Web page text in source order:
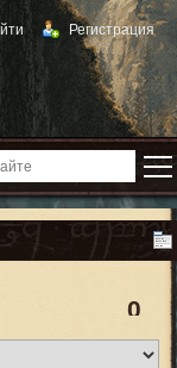
Регистрация
0